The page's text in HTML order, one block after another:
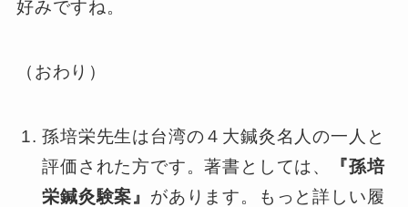
好みですね。
（おわり）
孫培栄先生は台湾の４大鍼灸名人の一人と
評価された方です。著書としては、
『孫培
栄鍼灸験案』 があります。もっと詳しい履